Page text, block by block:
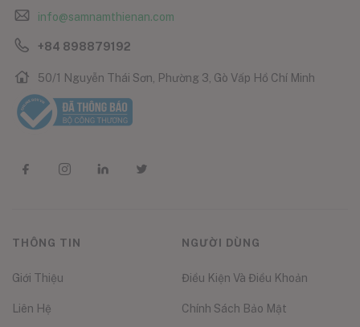
info@samnamthienan.com
+84 898879192
50/1 Nguyễn Thái Sơn, Phường 3, Gò Vấp Hồ Chí Minh
THÔNG TIN
Giới Thiệu
Liên Hệ
NGƯỜI DÙNG
Điều Kiện Và Điều Khoản
Chính Sách Bảo Mật